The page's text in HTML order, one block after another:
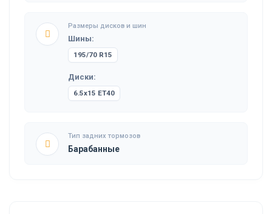
Размеры дисков и шин
Шины:
195/70 R15
Диски:
6.5x15 ET40
Тип задних тормозов
Барабанные